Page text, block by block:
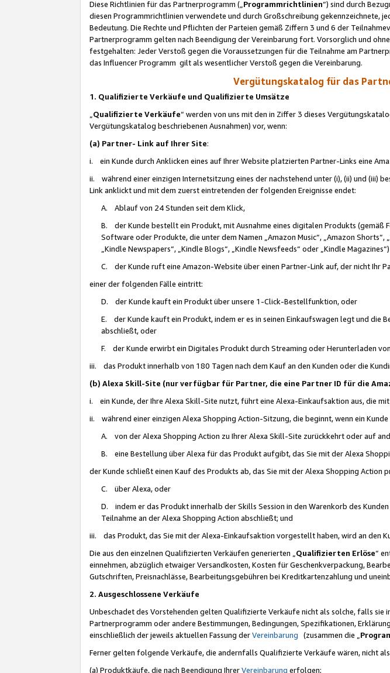
Diese Richtlinien für das Partnerprogramm („Programmrichtlinien“) sind durch
diesen Programmrichtlinien verwendete und durch Großschreibung gekennzeichnete,
Bedeutung. Die Rechte und Pflichten der Parteien gemäß Ziffern 3 und 6 der
Partnerprogramm gelten nach Beendigung der Vereinbarung fort. Vorsorglich und
festgehalten: Jeder Verstoß gegen die Voraussetzungen für die Teilnahme am
das Influencer Programm gilt als wesentlicher Verstoß gegen die Vereinbarung.
Vergütungskatalog für das
1. Qualifizierte Verkäufe und Qualifizierte Umsätze
Qualifizierte Verkäufe“ werden von uns mit den in Ziffer 3 dieses
Vergütungskatalog beschriebenen Ausnahmen) vor, wenn:
(a) Partner- Link auf Ihrer Site:
i. ein Kunde durch Anklicken eines auf Ihrer Website platzierten Partner-Links eine
ii. während einer einzigen Internetsitzung eines der nachstehend unter (i), (ii) und (iii)
Link anklickt und mit dem zuerst eintretenden der folgenden Ereignisse endet:
A. Ablauf von 24 Stunden seit dem Klick,
B. der Kunde bestellt ein Produkt, mit Ausnahme eines digitalen Produkts (gemäß
Software oder Produkte, die unter dem Namen „Amazon Music“, „Amazon Shorts“,
„Kindle Newspapers“, „Kindle Blogs“, „Kindle Newsfeeds“ oder „Kindle Magazines“)
C. der Kunde ruft eine Amazon-Website über einen Partner-Link auf, der nicht Ihr
einer der folgenden Fälle eintritt:
D. der Kunde kauft ein Produkt über unsere 1-Click-Bestellfunktion, oder
E. der Kunde kauft ein Produkt, indem er es in seinen Einkaufswagen legt und die
abschließt, oder
F. der Kunde erwirbt ein Digitales Produkt durch Streaming oder Herunterladen
iii. das Produkt innerhalb von 180 Tagen nach dem Kauf an den Kunden oder die
(b) Alexa Skill-Site (nur verfügbar für Partner, die eine Partner ID für die
i. ein Kunde, der Ihre Alexa Skill-Site nutzt, führt eine Alexa-Einkaufsaktion aus, die
ii. während einer einzigen Alexa Shopping Action-Sitzung, die beginnt, wenn ein
A. von der Alexa Shopping Action zu Ihrer Alexa Skill-Site zurückkehrt oder auf
B. eine Bestellung über Alexa für das Produkt aufgibt, das Sie mit der Alexa
der Kunde schließt einen Kauf des Produkts ab, das Sie mit der Alexa Shopping Action
C. über Alexa, oder
D. indem er das Produkt innerhalb der Skills Session in den Warenkorb des
Teilnahme an der Alexa Shopping Action abschließt; und
iii. das Produkt, das Sie mit der Alexa-Einkaufsaktion vorgestellt haben, wird an den
Die aus den einzelnen Qualifizierten Verkäufen generierten „ Qualifizierten Erlöse“
einnehmen, abzüglich etwaiger Versandkosten, Kosten für Geschenkverpackung,
Gutschriften, Preisnachlässe, Bearbeitungsgebühren bei Kreditkartenzahlung und
2. Ausgeschlossene Verkäufe
Unbeschadet des Vorstehenden gelten Qualifizierte Verkäufe nicht als solche, falls
Partnerprogramm oder andere Bestimmungen, Bedingungen, Spezifikationen,
einschließlich der jeweils aktuellen Fassung derVereinbarung (zusammen die „
Ferner gelten folgende Verkäufe, die andernfalls Qualifizierte Verkäufe wären, nicht
(a) Produktkäufe, die nach Beendigung IhrerVereinbarung erfolgen;